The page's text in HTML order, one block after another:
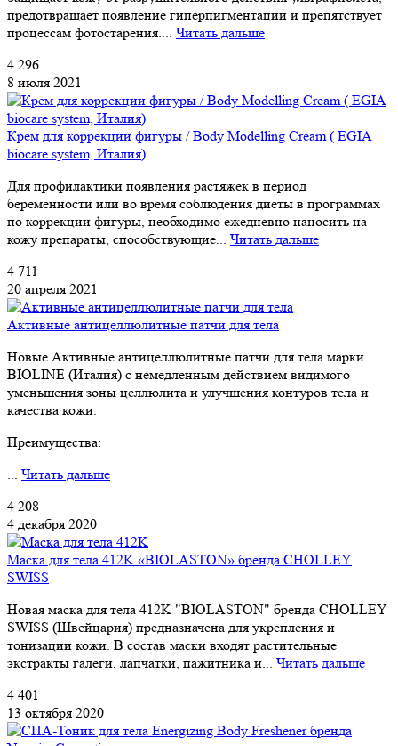
предотвращает появление гиперпигментации и препятствует
процессам фотостарения.... Читать дальше
4 296
8 июля 2021
Крем для коррекции фигуры / Body Modelling Cream ( EGIA
biocare system, Италия)
Для профилактики появления растяжек в период
беременности или во время соблюдения диеты в программах
по коррекции фигуры, необходимо ежедневно наносить на
кожу препараты, способствующие... Читать дальше
4 711
20 апреля 2021
Активные антицеллюлитные патчи для тела
Новые Активные антицеллюлитные патчи для тела марки
BIOLINE (Италия) с немедленным действием видимого
уменьшения зоны целлюлита и улучшения контуров тела и
качества кожи.
Преимущества:
... Читать дальше
4 208
4 декабря 2020
Маска для тела 412K «BIOLASTON» бренда CHOLLEY
SWISS
Новая маска для тела 412K "BIOLASTON" бренда CHOLLEY
SWISS (Швейцария) предназначена для укрепления и
тонизации кожи. В состав маски входят растительные
экстракты галеги, лапчатки, пажитника и... Читать дальше
4 401
13 октября 2020